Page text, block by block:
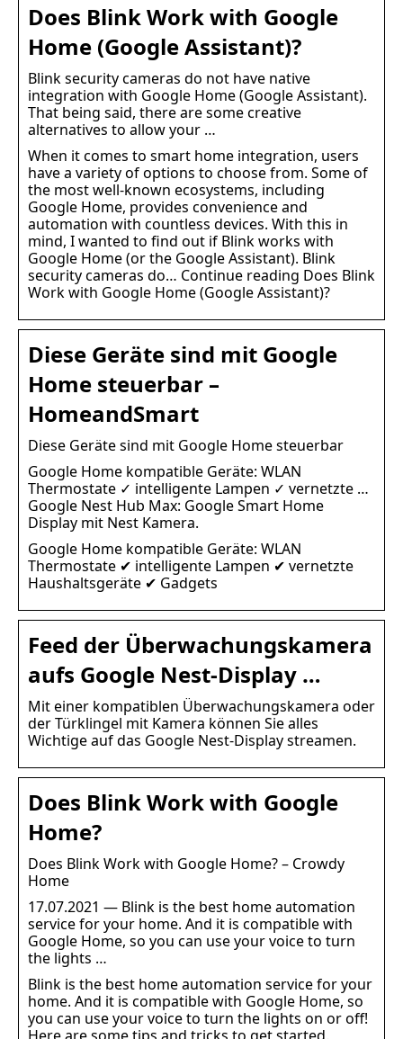
Does Blink Work with Google
Home (Google Assistant)?
Blink security cameras do not have native
integration with Google Home (Google Assistant).
That being said, there are some creative
alternatives to allow your …
When it comes to smart home integration, users
have a variety of options to choose from. Some of
the most well-known ecosystems, including
Google Home, provides convenience and
automation with countless devices. With this in
mind, I wanted to find out if Blink works with
Google Home (or the Google Assistant). Blink
security cameras do… Continue reading Does Blink
Work with Google Home (Google Assistant)?
Diese Geräte sind mit Google
Home steuerbar –
HomeandSmart
Diese Geräte sind mit Google Home steuerbar
Google Home kompatible Geräte: WLAN
Thermostate ✓ intelligente Lampen ✓ vernetzte …
Google Nest Hub Max: Google Smart Home
Display mit Nest Kamera.
Google Home kompatible Geräte: WLAN
Thermostate ✔ intelligente Lampen ✔ vernetzte
Haushaltsgeräte ✔ Gadgets
Feed der Überwachungskamera
aufs Google Nest-Display …
Mit einer kompatiblen Überwachungskamera oder
der Türklingel mit Kamera können Sie alles
Wichtige auf das Google Nest-Display streamen.
Does Blink Work with Google
Home?
Does Blink Work with Google Home? – Crowdy
Home
17.07.2021 — Blink is the best home automation
service for your home. And it is compatible with
Google Home, so you can use your voice to turn
the lights …
Blink is the best home automation service for your
home. And it is compatible with Google Home, so
you can use your voice to turn the lights on or off!